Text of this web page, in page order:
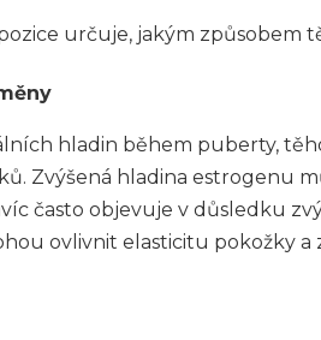
určuje, jakým způsobem
hladin během puberty,
Zvýšená hladina estrogenu
často objevuje v důsledku
ovlivnit elasticitu pokožky a